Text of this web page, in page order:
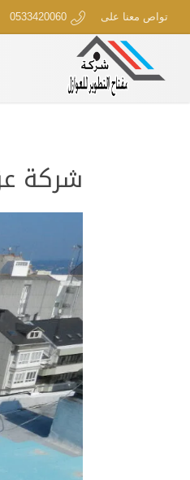
تواص معنا على 0533420060
شركة عزل